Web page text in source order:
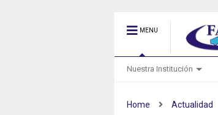
MENU
Nuestra Institución
Home Actualidad